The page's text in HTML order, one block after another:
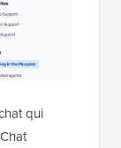
qui